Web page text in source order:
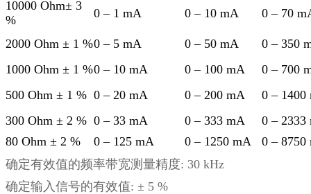
10000 Ohm± 3
%
0 – 1 mA 0 – 10 mA 0 – 70
2000 Ohm ± 1 %0 – 5 mA 0 – 50 mA
0 – 350
1000 Ohm ± 1 %0 – 10 mA 0 – 100 mA
0 – 700
500 Ohm ± 1 % 0 – 20 mA 0 – 200 mA
0 – 1400
300 Ohm ± 2 % 0 – 33 mA 0 – 333 mA
0 – 2333
80 Ohm ± 2 %
0 – 125 mA 0 – 1250 mA
0 – 8750
确定有效值的频率带宽测量精度: 30 kHz
确定输入信号的有效值: ± 5 %